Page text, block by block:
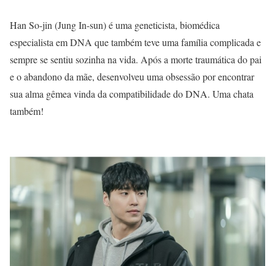
Han So-jin (Jung In-sun) é uma geneticista, biomédica
especialista em DNA que também teve uma família complicada e
sempre se sentiu sozinha na vida. Após a morte traumática do pai
e o abandono da mãe, desenvolveu uma obsessão por encontrar
sua alma gêmea vinda da compatibilidade do DNA. Uma chata
também!